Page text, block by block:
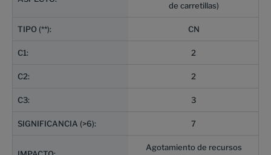
de carretillas)
CN
2
2
3
7
Agotamiento de recursos